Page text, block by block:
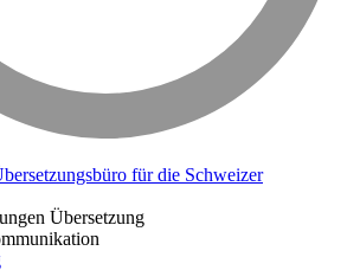
für die Schweizer
Übersetzung